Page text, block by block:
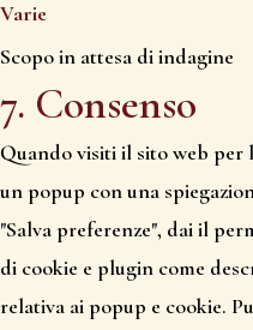
js
to
service
google-
analytics
Varie
Scopo in attesa di indagine
Consent
to
varie
7. Consenso
Quando visiti il sito web
un popup con una
"Salva preferenze", dai il
di cookie e plugin come
relativa ai popup e cookie.